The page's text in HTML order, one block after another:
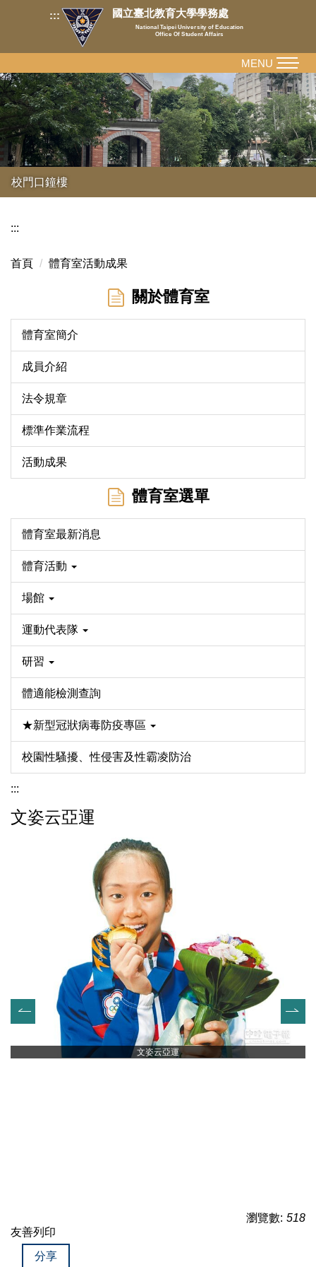
內
容
區
::: 國立臺北教育大學學務處
National Taipei University of Education
Office Of Student Affairs
校門口鐘樓
MENU
:::
首頁 體育室活動成果
關於體育室
體育室簡介
成員介紹
法令規章
標準作業流程
活動成果
體育室選單
體育室最新消息
體育活動
場館
運動代表隊
研習
體適能檢測查詢
★新型冠狀病毒防疫專區
校園性騷擾、性侵害及性霸凌防治
:::
文姿云亞運
文姿云亞運
瀏覽數: 518
友善列印
分享